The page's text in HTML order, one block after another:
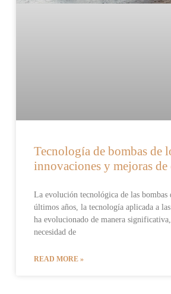
Tecnología de bombas de
innovaciones y mejoras
La evolución tecnológica de las bombas
últimos años, la tecnología aplicada a
ha evolucionado de manera
necesidad de
READ MORE »